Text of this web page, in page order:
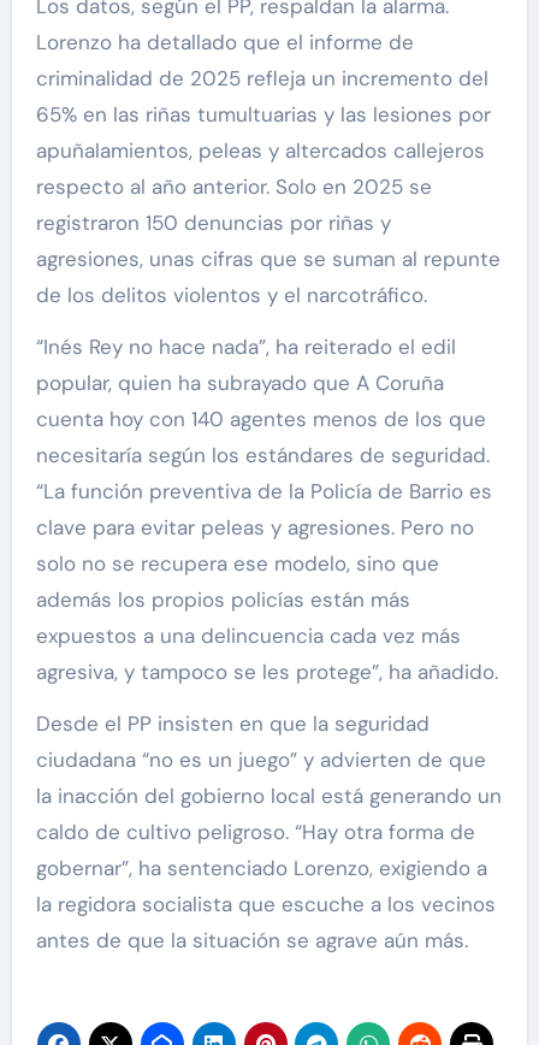
Los datos, según el PP, respaldan la alarma.
Lorenzo ha detallado que el informe de
criminalidad de 2025 refleja un incremento del
65% en las riñas tumultuarias y las lesiones por
apuñalamientos, peleas y altercados callejeros
respecto al año anterior. Solo en 2025 se
registraron 150 denuncias por riñas y
agresiones, unas cifras que se suman al repunte
de los delitos violentos y el narcotráfico.
“Inés Rey no hace nada”, ha reiterado el edil
popular, quien ha subrayado que A Coruña
cuenta hoy con 140 agentes menos de los que
necesitaría según los estándares de seguridad.
“La función preventiva de la Policía de Barrio es
clave para evitar peleas y agresiones. Pero no
solo no se recupera ese modelo, sino que
además los propios policías están más
expuestos a una delincuencia cada vez más
agresiva, y tampoco se les protege”, ha añadido.
Desde el PP insisten en que la seguridad
ciudadana “no es un juego” y advierten de que
la inacción del gobierno local está generando un
caldo de cultivo peligroso. “Hay otra forma de
gobernar”, ha sentenciado Lorenzo, exigiendo a
la regidora socialista que escuche a los vecinos
antes de que la situación se agrave aún más.